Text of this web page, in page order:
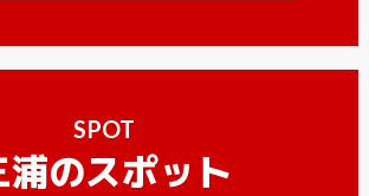
SPOT
浦のスポット